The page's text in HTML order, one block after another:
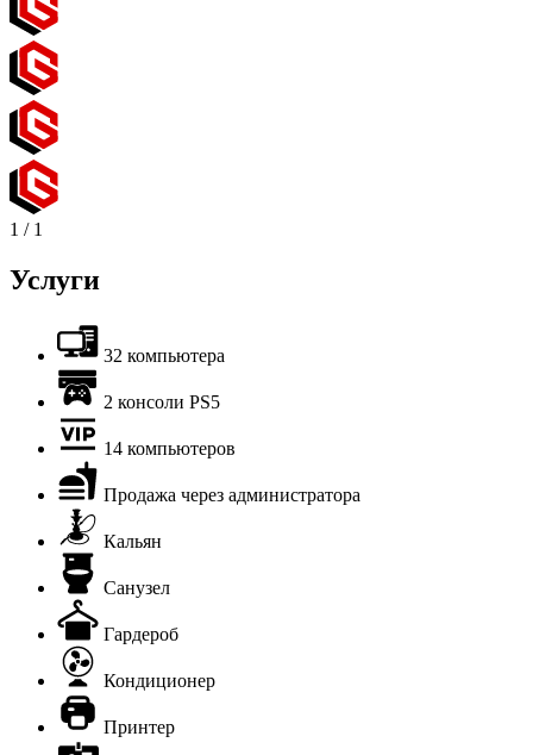
1 / 1
Услуги
32 компьютера
2 консоли PS5
14 компьютеров
Продажа через администратора
Кальян
Санузел
Гардероб
Кондиционер
Принтер